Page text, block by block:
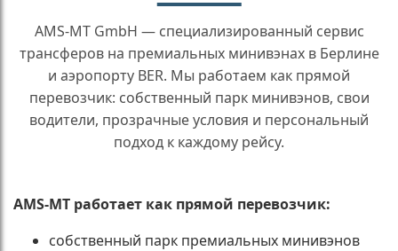
AMS-MT GmbH — специализированный сервис
трансферов на премиальных минивэнах в Берлине
и аэропорту BER. Мы работаем как прямой
перевозчик: собственный парк минивэнов, свои
водители, прозрачные условия и персональный
подход к каждому рейсу.
AMS-MT работает как прямой перевозчик:
собственный парк премиальных минивэнов